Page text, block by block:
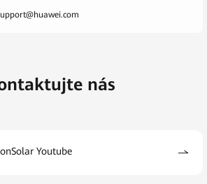
nás
Youtube